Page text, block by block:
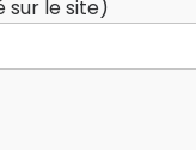
sur le site)